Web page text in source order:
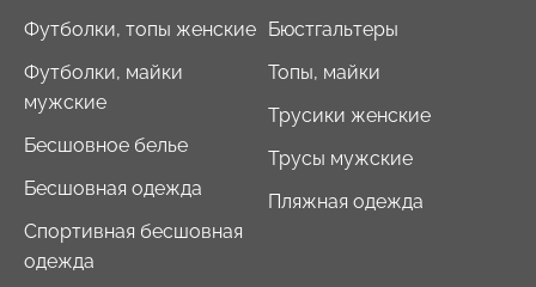
Футболки, топы женские
Футболки, майки
мужские
Бесшовное белье
Бесшовная одежда
Спортивная бесшовная
одежда
Бюстгальтеры
Топы, майки
Трусики женские
Трусы мужские
Пляжная одежда